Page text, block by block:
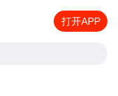
打开APP